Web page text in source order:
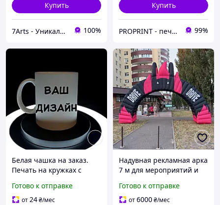
Купить
7Arts - Уникальные подарки из дерева! 100%
Купить
PROPRINT - печатаем идеи! Брендированная и сувенирная продукция 99%
Белая чашка на заказ.
Печать на кружках с
330 мл.
Готово к отправке
от24₴/мес
Надувная рекламная арка
7 м для мероприятий и
полной печатью
Готово к отправке
от6000₴/мес